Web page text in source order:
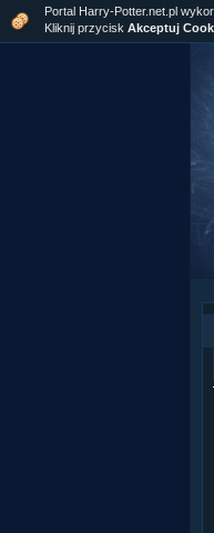
Portal Harry-Potter.net.pl
Kliknij przycisk Akceptuj